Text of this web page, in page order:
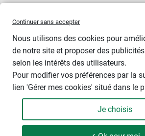
Continuer sans accepter
Nous utilisons des cookies pour
de notre site et proposer des
selon les intérêts des utilisateurs.
Pour modifier vos préférences par la
lien 'Gérer mes cookies' situé dans le
Je choisis